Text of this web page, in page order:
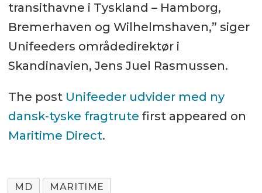
transithavne i Tyskland – Hamborg,
Bremerhaven og Wilhelmshaven,” siger
Unifeeders områdedirektør i
Skandinavien, Jens Juel Rasmussen.
The post Unifeeder udvider med ny
dansk-tyske fragtrute first appeared on
Maritime Direct.
MD MARITIME